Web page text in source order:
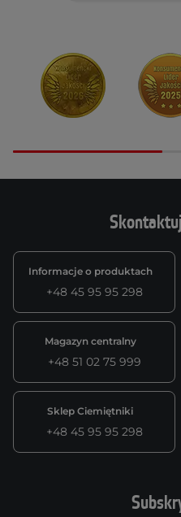
Informacje o produktach
+48 45 95 95 298
Magazyn centralny
+48 51 02 75 999
Sklep Ciemiętniki
+48 45 95 95 298